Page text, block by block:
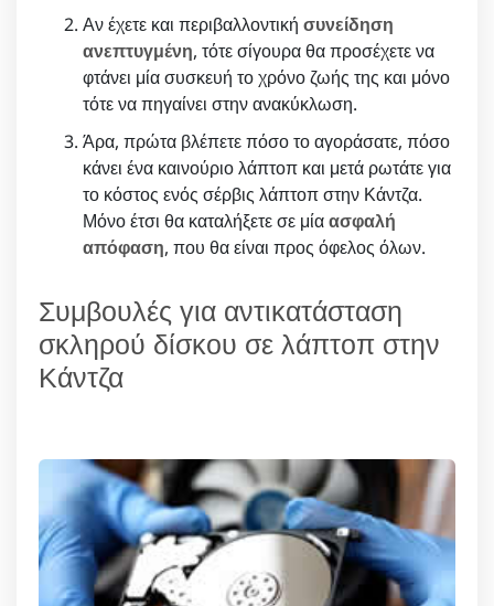
Αν έχετε και περιβαλλοντική συνείδηση
ανεπτυγμένη, τότε σίγουρα θα προσέχετε να
φτάνει μία συσκευή το χρόνο ζωής της και μόνο
τότε να πηγαίνει στην ανακύκλωση.
Άρα, πρώτα βλέπετε πόσο το αγοράσατε, πόσο
κάνει ένα καινούριο λάπτοπ και μετά ρωτάτε για
το κόστος ενός σέρβις λάπτοπ στην Κάντζα.
Μόνο έτσι θα καταλήξετε σε μίαασφαλή
απόφαση, που θα είναι προς όφελος όλων.
Συμβουλές για αντικατάσταση
σκληρού δίσκου σε λάπτοπ στην
Κάντζα